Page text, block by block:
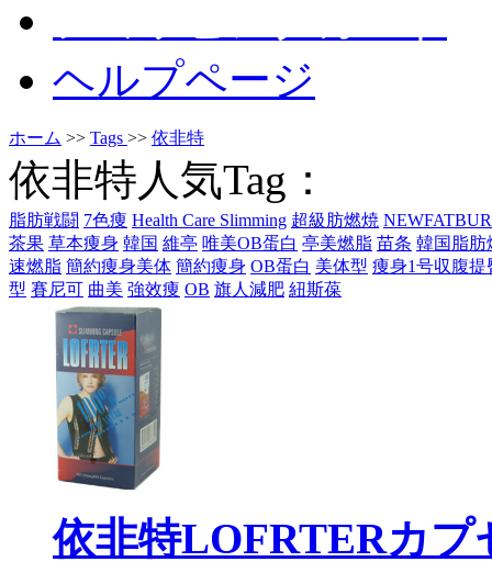
ヘルプページ
ホーム >> Tags >> 依非特
依非特人気Tag：
脂肪戦闘 7色痩 Health Care Slimming 超級肪燃焼
茶果 草本痩身 韓国 維亭 唯美OB蛋白 亭美燃脂 苗条 韓国脂肪
速燃脂 簡約痩身美体 簡約痩身 OB蛋白 美体型 痩身1号収腹提
型 賽尼可 曲美 強效痩 OB 旗人減肥 紐斯葆
依非特LOFRTERカプ